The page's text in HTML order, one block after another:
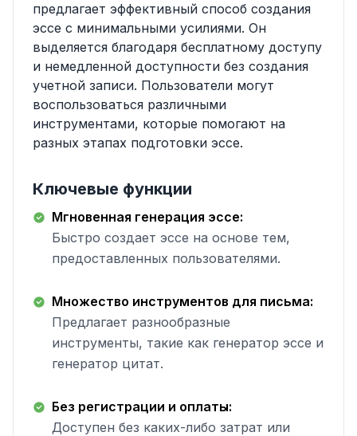
предлагает эффективный способ создания
эссе с минимальными усилиями. Он
выделяется благодаря бесплатному доступу
и немедленной доступности без создания
учетной записи. Пользователи могут
воспользоваться различными
инструментами, которые помогают на
разных этапах подготовки эссе.
Ключевые функции
Мгновенная генерация эссе:
Быстро создает эссе на основе тем,
предоставленных пользователями.
Множество инструментов для письма:
Предлагает разнообразные
инструменты, такие как генератор эссе и
генератор цитат.
Без регистрации и оплаты:
Доступен без каких-либо затрат или